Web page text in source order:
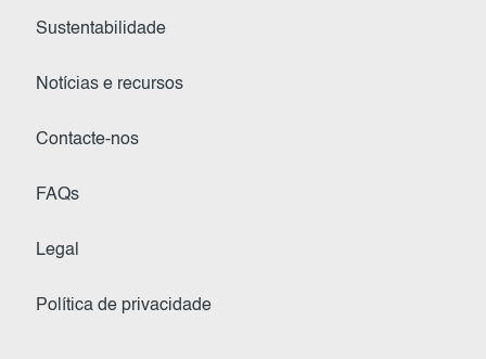
Sustentabilidade
Notícias e recursos
Contacte-nos
FAQs
Legal
Política de privacidade